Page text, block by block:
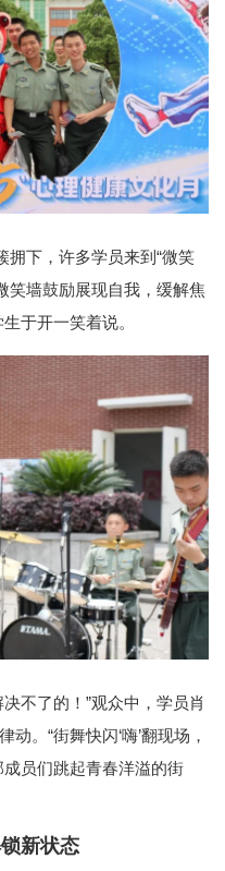
拥下，许多学员来到“微笑
笑墙鼓励展现自我，缓解焦
于开一笑着说。
不了的！”观众中，学员肖
。“街舞快闪‘嗨’翻现场，
员们跳起青春洋溢的街
新状态